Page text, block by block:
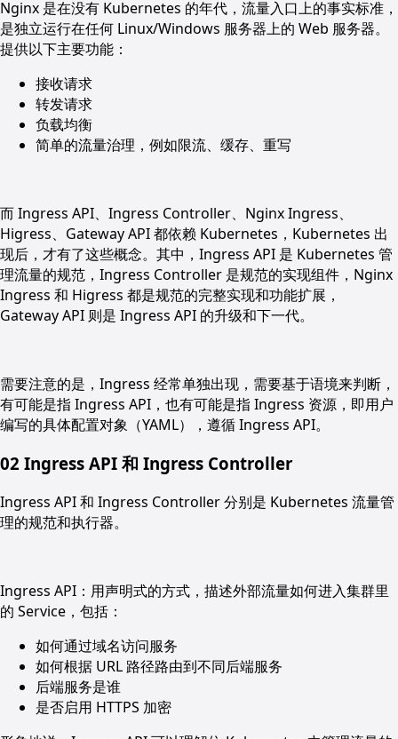
Nginx 是在没有 Kubernetes 的年代，流量入口上的事实标准，
是独立运行在任何 Linux/Windows 服务器上的 Web 服务器。
提供以下主要功能：
接收请求
转发请求
负载均衡
简单的流量治理，例如限流、缓存、重写
而 Ingress API、Ingress Controller、Nginx Ingress、
Higress、Gateway API 都依赖 Kubernetes，Kubernetes 出
现后，才有了这些概念。其中，Ingress API 是 Kubernetes 管
理流量的规范，Ingress Controller 是规范的实现组件，Nginx
Ingress 和 Higress 都是规范的完整实现和功能扩展，
Gateway API 则是 Ingress API 的升级和下一代。
需要注意的是，Ingress 经常单独出现，需要基于语境来判断，
有可能是指 Ingress API，也有可能是指 Ingress 资源，即用户
编写的具体配置对象（YAML），遵循 Ingress API。
02 Ingress API 和 Ingress Controller
Ingress API 和 Ingress Controller 分别是 Kubernetes 流量管
理的规范和执行器。
Ingress API：用声明式的方式，描述外部流量如何进入集群里
的 Service，包括：
如何通过域名访问服务
如何根据 URL 路径路由到不同后端服务
后端服务是谁
是否启用 HTTPS 加密